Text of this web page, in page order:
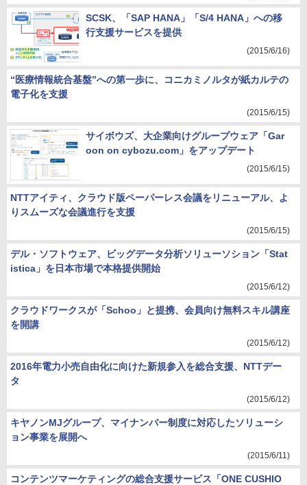
SCSK、「SAP HANA」「S/4 HANA」への移
行支援サービスを提供
(2015/6/16)
“医療情報統合基盤”への第一歩に、コニカミノルタが紙カルテの
電子化を支援
(2015/6/15)
サイボウズ、大企業向けグループウェア「Gar
oon on cybozu.com」をアップデート
(2015/6/15)
NTTアイティ、クラウド版ペーパーレス会議をリニューアル、よ
りスムーズな会議進行を支援
(2015/6/15)
デル・ソフトウェア、ビッグデータ分析ソリューソション「Stat
istica」を日本市場で本格提供開始
(2015/6/12)
クラウドワークスが「Schoo」と提携、会員向け無料スキル講座
を開講
(2015/6/12)
2016年電力小売自由化に向けた新規参入を総合支援、NTTデー
タ
(2015/6/12)
キヤノンMJグループ、マイナンバー制度に対応したソリューシ
ョン事業を展開へ
(2015/6/11)
コンテンツマーケティングの総合支援サービス「ONE CUSHIO